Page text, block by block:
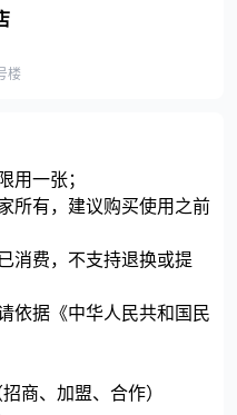
楼
用一张；
所有，建议购买使用之前
消费，不支持退换或提
依据《中华人民共和国民
商、加盟、合作）